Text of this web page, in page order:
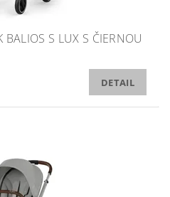
BALIOS S LUX S ČIERNOU
DETAIL